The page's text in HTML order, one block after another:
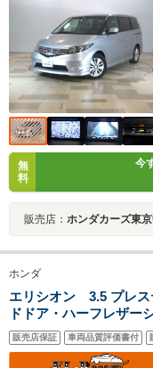
無
料
今
販売店： ホンダカーズ東
ホンダ
エリシオン 3.5 プレ
ドドア・ハーフレザー
コントロール・キーレ
ル・HIDヘッドライト
ミ・ウィンカーミラー
販売店保証 車両品質評価書付